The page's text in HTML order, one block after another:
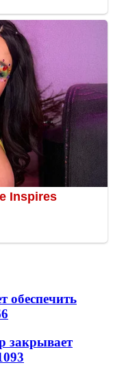
обеспечить
закрывает